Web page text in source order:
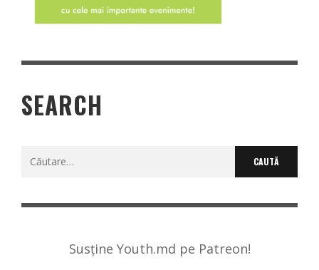
SEARCH
Susține Youth.md pe Patreon!